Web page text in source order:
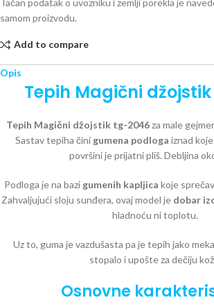
samom proizvodu.
Add to compare
Opis
Tepih Magični
Tepih Magični džojstik tg-2046za male
Sastav tepiha čini gumena podloga iznad
površini je prijatni pliš. Debljina
Podloga je na bazi gumenih kapljica koje
Zahvaljujući sloju sunđera, ovaj model je dobar
hladnoću ni toplotu.
Uz to, guma je vazdušasta pa je tepih jako
stopalo i upošte za dečiju
Osnovne